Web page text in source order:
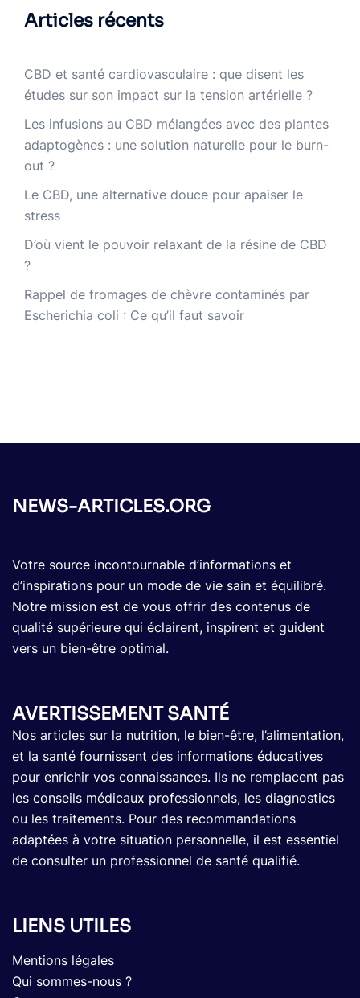
Articles récents
CBD et santé cardiovasculaire : que disent les
études sur son impact sur la tension artérielle ?
Les infusions au CBD mélangées avec des plantes
adaptogènes : une solution naturelle pour le burn-
out ?
Le CBD, une alternative douce pour apaiser le
stress
D’où vient le pouvoir relaxant de la résine de CBD
?
Rappel de fromages de chèvre contaminés par
Escherichia coli : Ce qu’il faut savoir
NEWS-ARTICLES.ORG
Votre source incontournable d’informations et
d’inspirations pour un mode de vie sain et équilibré.
Notre mission est de vous offrir des contenus de
qualité supérieure qui éclairent, inspirent et guident
vers un bien-être optimal.
AVERTISSEMENT SANTÉ
Nos articles sur la nutrition, le bien-être, l’alimentation,
et la santé fournissent des informations éducatives
pour enrichir vos connaissances. Ils ne remplacent pas
les conseils médicaux professionnels, les diagnostics
ou les traitements. Pour des recommandations
adaptées à votre situation personnelle, il est essentiel
de consulter un professionnel de santé qualifié.
LIENS UTILES
Mentions légales
Qui sommes-nous ?